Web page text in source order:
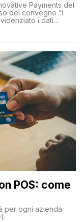
Payments del
del convegno “I
i dati
alle
POS: come
per ogni azienda